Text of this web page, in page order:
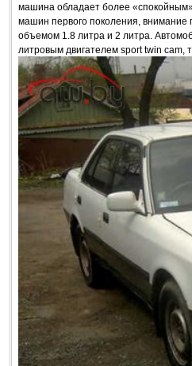
машина обладает более
машин первого поколения, внимание
объемом 1.8 литра и 2 литра.
литровым двигателем sport twin cam,